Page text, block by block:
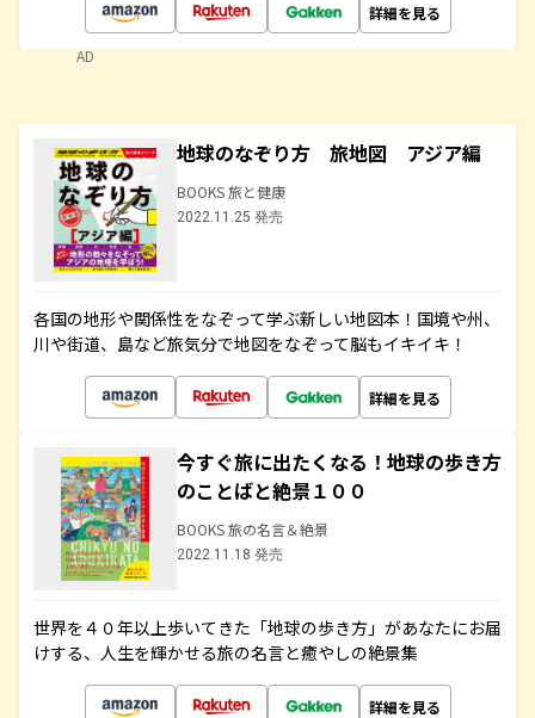
詳細を見る
AD
地球のなぞり方 旅地図 アジア編
BOOKS 旅と健康
2022.11.25 発売
各国の地形や関係性をなぞって学ぶ新しい地図本！国境や州、
川や街道、島など旅気分で地図をなぞって脳もイキイキ！
詳細を見る
今すぐ旅に出たくなる！地球の歩き方
のことばと絶景１００
BOOKS 旅の名言＆絶景
2022.11.18 発売
世界を４０年以上歩いてきた「地球の歩き方」があなたにお届
けする、人生を輝かせる旅の名言と癒やしの絶景集
詳細を見る